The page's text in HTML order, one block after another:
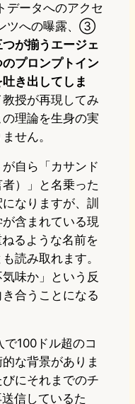
ータへのアクセ
ツへの曝露、③
つが揃うエージェ
プロンプトイン
き出してしま
授が再現してみ
理論を生身の実
せん。
自ら「カサンド
）」と名乗った
なりますが、訓
含まれている現
るような名前を
読み取れます。
味か」という反
合うことになる
100ドル超のコ
な背景がありま
にそれまでのチ
信しているた